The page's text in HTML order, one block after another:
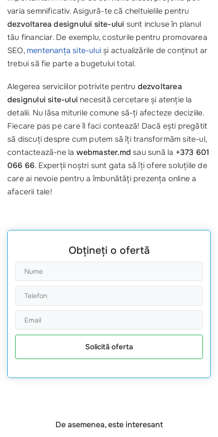
varia semnificativ. Asigură-te că cheltuielile pentru
dezvoltarea designului site-ului sunt incluse în planul
tău financiar. De exemplu, costurile pentru promovarea
SEO, mentenanța site-uluiși actualizările de conținut ar
trebui să fie parte a bugetului total.
Alegerea serviciilor potrivite pentru dezvoltarea
designului site-ului necesită cercetare și atenție la
detalii. Nu lăsa miturile comune să-ți afecteze deciziile.
Fiecare pas pe care îl faci contează! Dacă ești pregătit
să discuți despre cum putem să îți transformăm site-ul,
contactează-ne la webmaster.md sau sună la +373 601
066 66. Experții noștri sunt gata să îți ofere soluțiile de
care ai nevoie pentru a îmbunătăți prezența online a
afacerii tale!
Obțineți o ofertă
Solicită oferta
De asemenea, este interesant